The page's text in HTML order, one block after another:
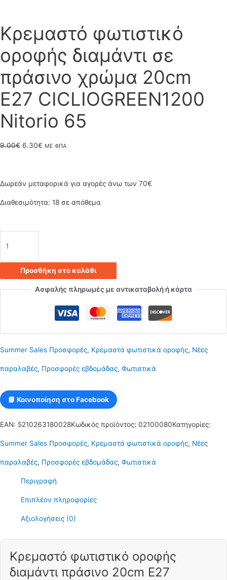
Κρεμαστό φωτιστικό
οροφής διαμάντι σε
πράσινο χρώμα 20cm
Ε27 CICLIOGREEN1200
Nitorio 65
9.00€ Original
was:
9.00€.
6.30€ Η
τιμή
είναι:
ΜΕ ΦΠΑ
Δωρεάν μεταφορικά για αγορές άνω των 70€
Διαθεσιμότητα: 18 σε απόθεμα
οροφής
πράσινο
χρώμα
20cm
Ε27
CICLIOGREEN1200
Nitorio
65
ποσότητα
Προσθήκη στο καλάθι
Ασφαλής πληρωμές με αντικαταβολή ή κάρτα
Summer Sales Προσφορές, Κρεμαστά φωτιστικά οροφής, Νέες
παραλαβές, Προσφορές εβδομάδας, Φωτιστικά
📘 Κοινοποίηση στο Facebook
EAN: 5210263180028Κωδικός προϊόντος: 02100080Κατηγορίες:
Summer Sales Προσφορές, Κρεμαστά φωτιστικά οροφής, Νέες
παραλαβές, Προσφορές εβδομάδας, Φωτιστικά
Περιγραφή
Επιπλέον πληροφορίες
Αξιολογήσεις (0)
Κρεμαστό φωτιστικό οροφής
διαμάντι πράσινο 20cm E27